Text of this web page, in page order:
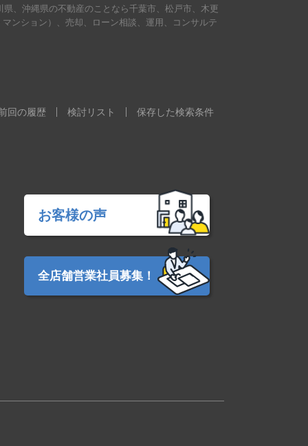
、沖縄県の不動産のことなら千葉市、松戸市、木更
ンション）、売却、ローン相談、運用、コンサルテ
回の履歴 検討リスト 保存した検索条件
お客様の声
全店舗営業社員募集！